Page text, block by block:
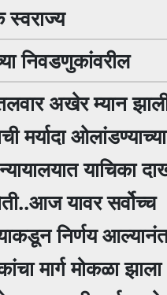
स्वराज्य
निवडणुकांवरील
अखेर म्यान
मर्यादा
याचिका
यावर सर्वोच्च
निर्णय
मार्ग मोकळा